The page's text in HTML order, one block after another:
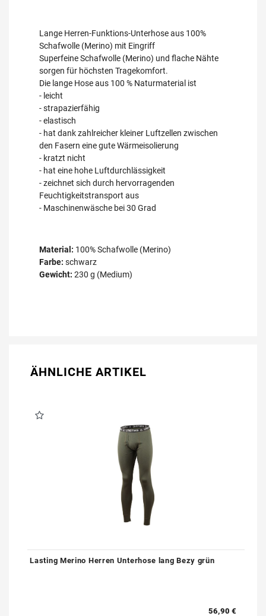
Lange Herren-Funktions-Unterhose aus 100%
Schafwolle (Merino) mit Eingriff
Superfeine Schafwolle (Merino) und flache Nähte
sorgen für höchsten Tragekomfort.
Die lange Hose aus 100 % Naturmaterial ist
- leicht
- strapazierfähig
- elastisch
- hat dank zahlreicher kleiner Luftzellen zwischen
den Fasern eine gute Wärmeisolierung
- kratzt nicht
- hat eine hohe Luftdurchlässigkeit
- zeichnet sich durch hervorragenden
Feuchtigkeitstransport aus
- Maschinenwäsche bei 30 Grad
Material: 100% Schafwolle (Merino)
Farbe: schwarz
Gewicht: 230 g (Medium)
ÄHNLICHE ARTIKEL
Lasting Merino Herren Unterhose lang Bezy grün
56,90 €